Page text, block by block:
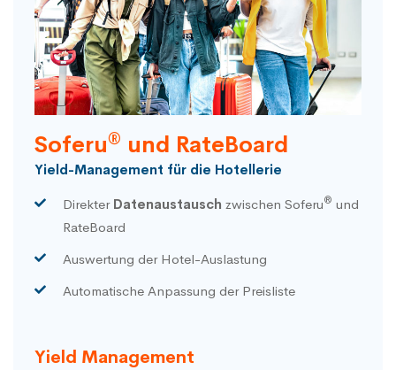
Soferu® und RateBoard
Yield-Management für die Hotellerie
Direkter Datenaustausch zwischen Soferu® und
RateBoard
Auswertung der Hotel-Auslastung
Automatische Anpassung der Preisliste
Yield Management